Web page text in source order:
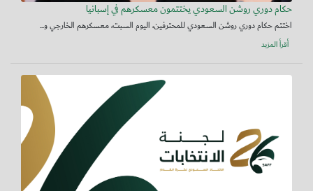
حكام دوري روشن السعودي يختتمون معسكرهم في إسبانيا
اختتم حكام دوري روشن السعودي للمحترفين، اليوم السبت، معسكرهم الخارجي و...
أقرأ المزيد